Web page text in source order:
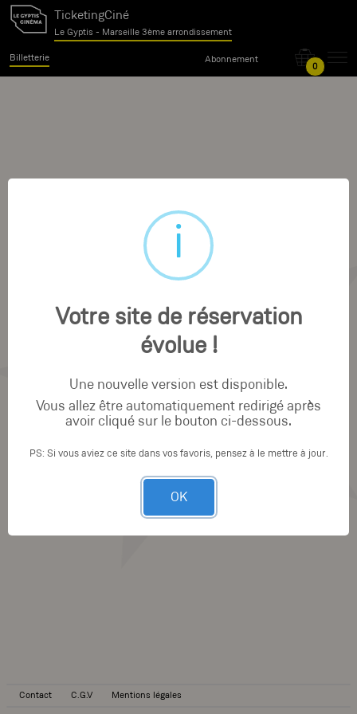
TicketingCiné
Le Gyptis - Marseille 3ème arrondissement
Billetterie Abonnement
0
Contact C.G.V Mentions légales
Votre site de réservation
évolue !
Une nouvelle version est disponible.
Vous allez être automatiquement redirigé après
avoir cliqué sur le bouton ci-dessous.
PS: Si vous aviez ce site dans vos favoris, pensez à le mettre à jour.
OK